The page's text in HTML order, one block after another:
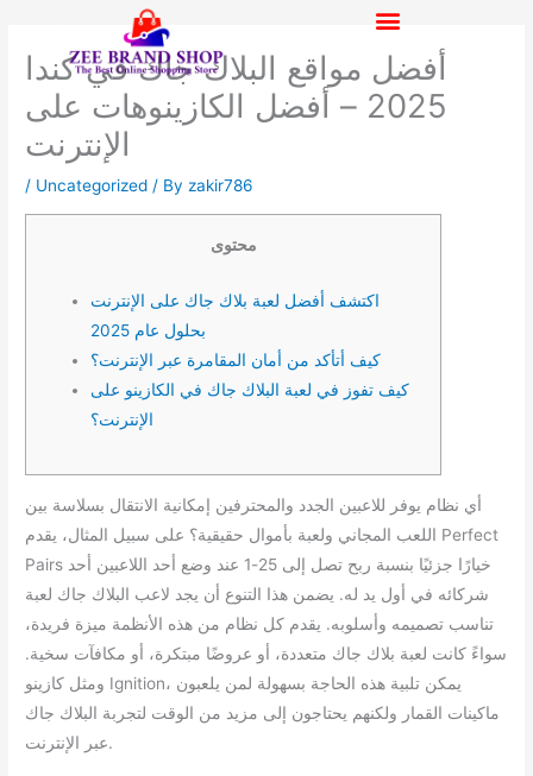
contentأفضل مواقع البلاك جاك في كندا
2025 – أفضل الكازينوهات على
الإنترنت
/ Uncategorized / By zakir786
محتوى
اكتشف أفضل لعبة بلاك جاك على الإنترنت
بحلول عام 2025
كيف أتأكد من أمان المقامرة عبر الإنترنت؟
كيف تفوز في لعبة البلاك جاك في الكازينو على
الإنترنت؟
أي نظام يوفر للاعبين الجدد والمحترفين إمكانية الانتقال بسلاسة بين
اللعب المجاني ولعبة بأموال حقيقية؟ على سبيل المثال، يقدم Perfect
Pairs خيارًا جزئيًا بنسبة ربح تصل إلى 25-1 عند وضع أحد اللاعبين أحد
شركائه في أول يد له. يضمن هذا التنوع أن يجد لاعب البلاك جاك لعبة
تناسب تصميمه وأسلوبه. يقدم كل نظام من هذه الأنظمة ميزة فريدة،
سواءً كانت لعبة بلاك جاك متعددة، أو عروضًا مبتكرة، أو مكافآت سخية.
ومثل كازينو Ignition، يمكن تلبية هذه الحاجة بسهولة لمن يلعبون
ماكينات القمار ولكنهم يحتاجون إلى مزيد من الوقت لتجربة البلاك جاك
عبر الإنترنت.